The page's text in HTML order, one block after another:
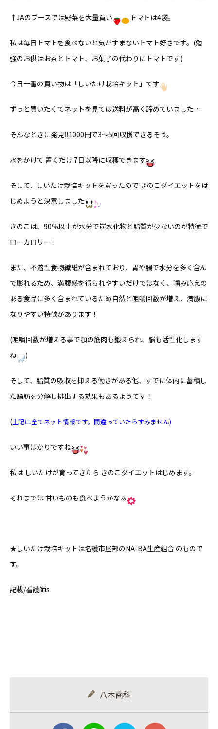
↑JAのブースでは野菜を大量買い トマトは4袋。
私は毎日トマトを食べないと気がすまないトマト好きです。(勉
強のお供はお茶とトマト、お菓子の代わりにトマトです)
今日一番の買い物は「しいたけ栽培キット」です
ずっと買いたくてネットを見ては送料が高く諦めていました…
そんなときに発見‼️1000円で3〜5回収穫できるそう。
水をかけて 置くだけ 7日以降に収穫できます
そして、しいたけ栽培キットを買ったので きのこダイエットをは
じめようと決意しました
きのこは、90％以上が水分で炭水化物と脂質が少ないのが特徴で
ローカロリー！
また、不溶性食物繊維が含まれており、胃や腸で水分を多く含ん
で膨れるため、満腹感を得られやすいだけではなく、噛み応えの
ある食品に多く含まれているため自然と咀嚼回数が増え、満腹に
なりやすい特徴があります！
(咀嚼回数が増える事で顎の筋肉も鍛えられ、脳も活性化します
ね
)
そして、脂質の吸収を抑える働きがある他、すでに体内に蓄積し
た脂肪を分解し排出する効果もあるようです！
( 上記は全てネット情報です。間違っていたらすみません)
いい事ばかりですね
私は しいたけが育ってきたら きのこダイエットはじめます。
それまでは 甘いものも食べようかなぁ
★しいたけ栽培キットは名護市屋部のNA-BA生産組合 のもので
す。
記載/看護師s
八木歯科